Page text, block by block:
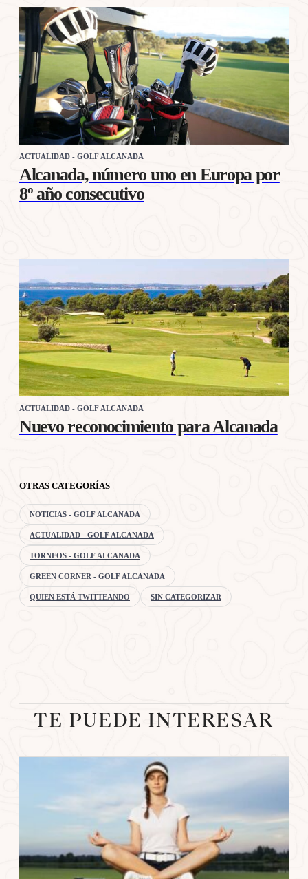
ACTUALIDAD - GOLF ALCANADA
Alcanada, número uno en Europa por
8º año consecutivo
ACTUALIDAD - GOLF ALCANADA
Nuevo reconocimiento para Alcanada
OTRAS CATEGORÍAS
NOTICIAS - GOLF ALCANADA
ACTUALIDAD - GOLF ALCANADA
TORNEOS - GOLF ALCANADA
GREEN CORNER - GOLF ALCANADA
QUIEN ESTÁ TWITTEANDO SIN CATEGORIZAR
TE PUEDE INTERESAR